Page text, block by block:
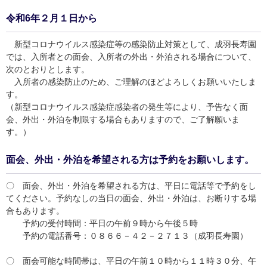
令和6年２月１日から
新型コロナウイルス感染症等の感染防止対策として、成羽長寿園
では、入所者との面会、入所者の外出・外泊される場合について、
次のとおりとします。
入所者の感染防止のため、ご理解のほどよろしくお願いいたしま
す。
（新型コロナウイルス感染症感染者の発生等により、予告なく面
会、外出・外泊を制限する場合もありますので、ご了解願いま
す。）
面会、外出・外泊を希望される方は予約をお願いします。
〇 面会、外出・外泊を希望される方は、平日に電話等で予約をし
てください。予約なしの当日の面会、外出・外泊は、お断りする場
合もあります。
予約の受付時間：平日の午前９時から午後５時
予約の電話番号：０８６６－４２－２７１３（成羽長寿園）
〇 面会可能な時間帯は、平日の午前１０時から１１時３０分、午